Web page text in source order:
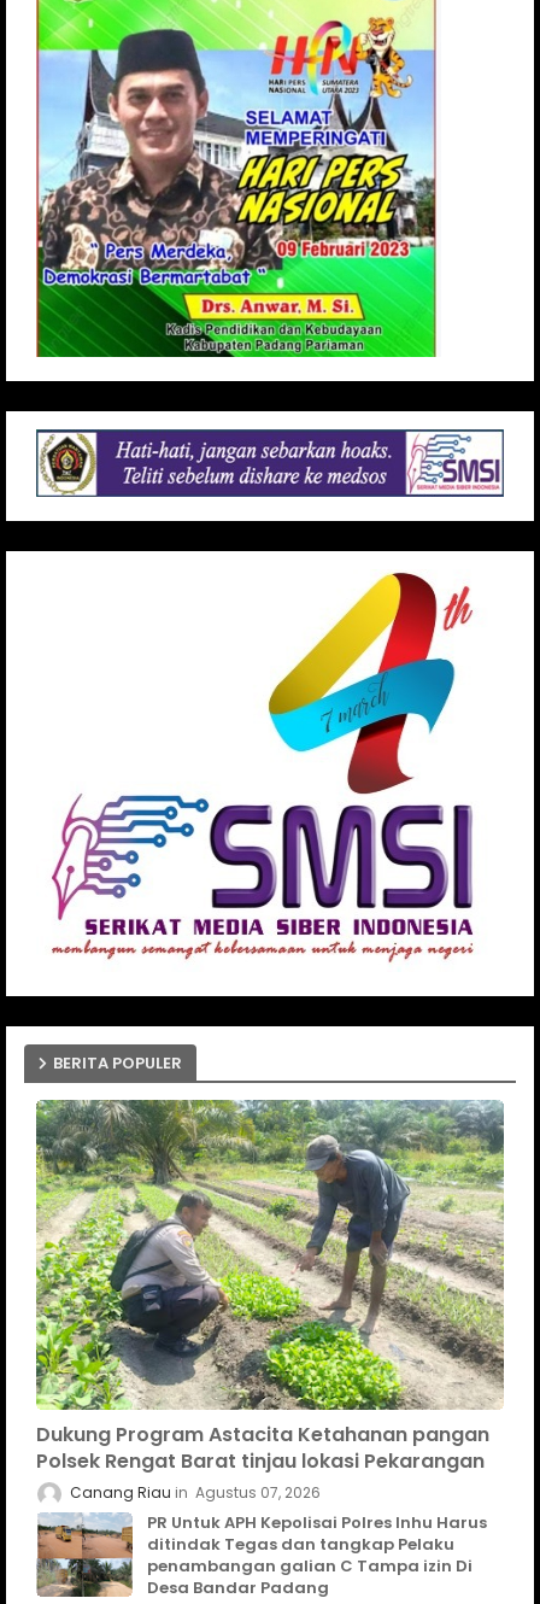
BERITA POPULER
Dukung Program Astacita Ketahanan pangan
Polsek Rengat Barat tinjau lokasi Pekarangan
Canang Riau Agustus 07, 2026
PR Untuk APH Kepolisai Polres Inhu Harus
ditindak Tegas dan tangkap Pelaku
penambangan galian C Tampa izin Di
Desa Bandar Padang